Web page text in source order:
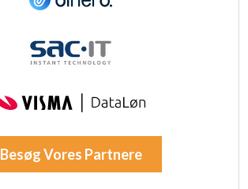
Besøg Vores Partnere